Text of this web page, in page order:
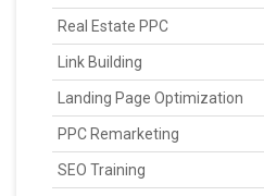
Real Estate PPC
Link Building
Landing Page Optimization
PPC Remarketing
SEO Training